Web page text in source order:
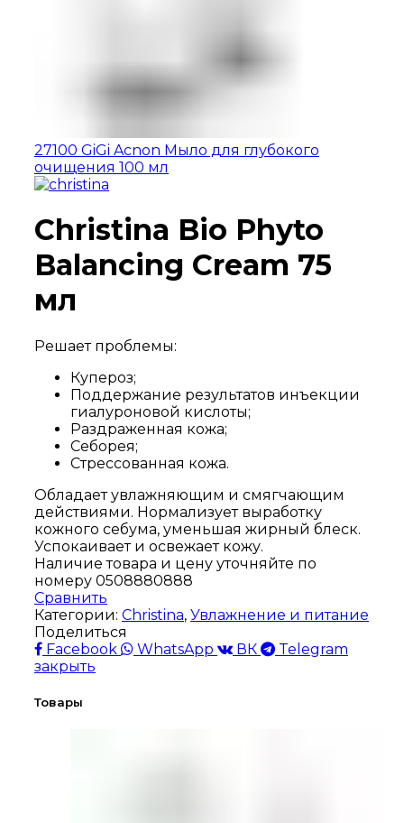
27100 GiGi Acnon Мыло для глубокого
очищения 100 мл
Christina Bio Phyto
Balancing Cream 75
мл
Решает проблемы:
Купероз;
Поддержание результатов инъекции
гиалуроновой кислоты;
Раздраженная кожа;
Себорея;
Стрессованная кожа.
Обладает увлажняющим и смягчающим
действиями. Нормализует выработку
кожного себума, уменьшая жирный блеск.
Успокаивает и освежает кожу.
Наличие товара и цену уточняйте по
номеру 0508880888
Сравнить
Категории: Christina, Увлажнение и питание
Поделиться
Facebook
WhatsApp ВК
Telegram
закрыть
Товары